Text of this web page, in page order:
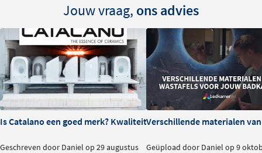
Jouw vraag, ons advies
Is Catalano een goed merk? Kwaliteit en ervaringen
Geschreven door Daniel op 29 augustus
Verschillende materialen
Geüpload door Daniel op 9